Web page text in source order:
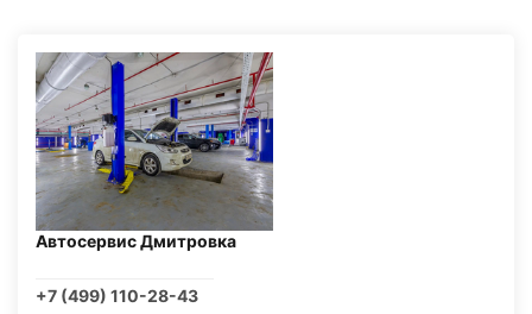
Автосервис Дмитровка
+7 (499) 110-28-43